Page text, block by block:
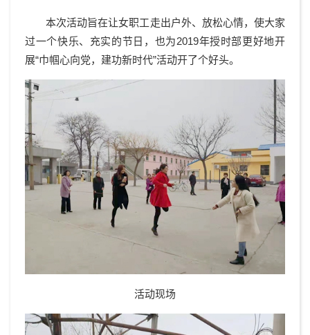
本次活动旨在让女职工走出户外、放松心情，使大家
过一个快乐、充实的节日，也为2019年授时部更好地开
展“巾帼心向党，建功新时代”活动开了个好头。
活动现场